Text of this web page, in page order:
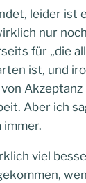
leider ist
nur
für „die
ist, und
Aber ich
immer.
viel